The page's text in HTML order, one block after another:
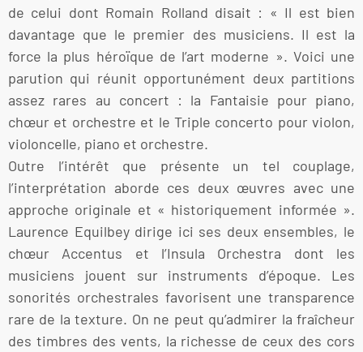
de celui dont Romain Rolland disait : « Il est bien
davantage que le premier des musiciens. Il est la
force la plus héroïque de l’art moderne ». Voici une
parution qui réunit opportunément deux partitions
assez rares au concert : la Fantaisie pour piano,
chœur et orchestre et le Triple concerto pour violon,
violoncelle, piano et orchestre.
Outre l’intérêt que présente un tel couplage,
l’interprétation aborde ces deux œuvres avec une
approche originale et « historiquement informée ».
Laurence Equilbey dirige ici ses deux ensembles, le
chœur Accentus et l’Insula Orchestra dont les
musiciens jouent sur instruments d’époque. Les
sonorités orchestrales favorisent une transparence
rare de la texture. On ne peut qu’admirer la fraîcheur
des timbres des vents, la richesse de ceux des cors